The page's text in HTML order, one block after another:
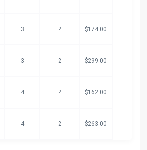
3 2 $174.00
3 2 $299.00
4 2 $162.00
4 2 $263.00